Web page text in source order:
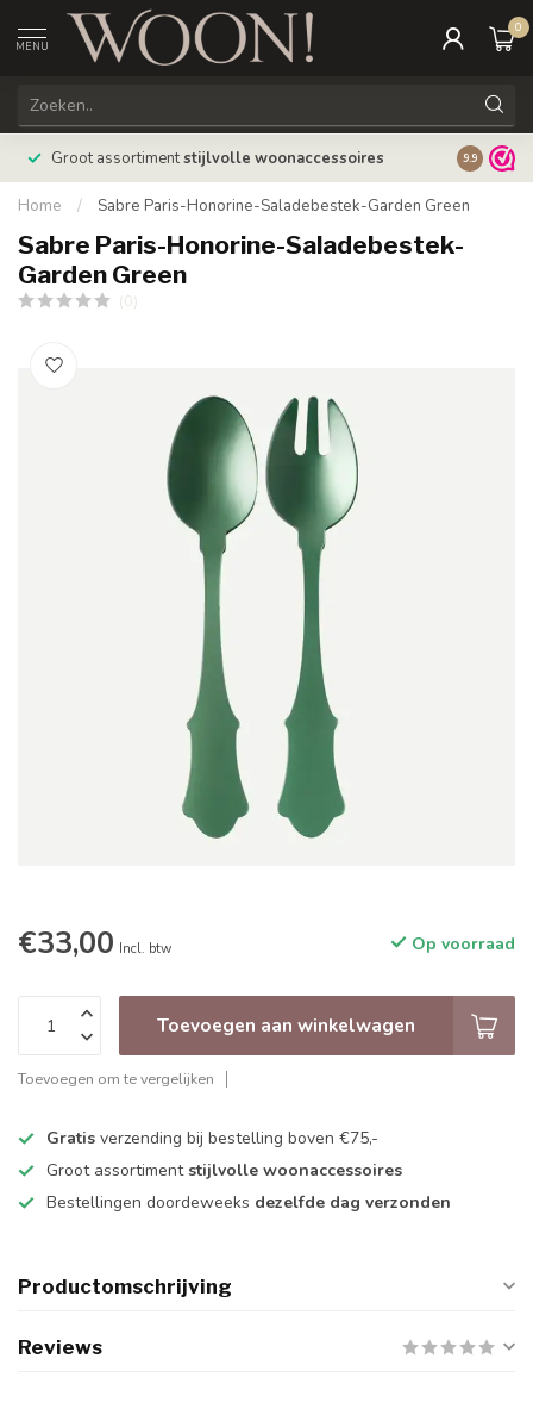
MENU
0
Groot assortimentstijlvolle woonaccessoires 9.9
Home / Sabre Paris-Honorine-Saladebestek-Garden Green
Sabre Paris-Honorine-Saladebestek-
Garden Green
(0)
€33,00 Incl. btw Op voorraad
Toevoegen aan winkelwagen
Toevoegen om te vergelijken
Gratis verzending bij bestelling boven €75,-
Groot assortiment stijlvolle woonaccessoires
Bestellingen doordeweeks dezelfde dag verzonden
Productomschrijving
Reviews